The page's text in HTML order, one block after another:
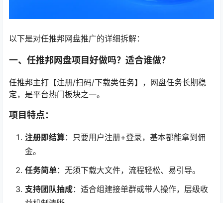
以下是对任推邦网盘推广的详细拆解：
一、任推邦网盘项目好做吗？适合谁做？
任推邦主打【注册/扫码/下载类任务】，网盘任务长期稳
定，是平台热门板块之一。
项目特点：
注册即结算：只要用户注册+登录，基本都能拿到佣
金。
任务简单：无须下载大文件，流程轻松、易引导。
支持团队抽成：适合组建接单群或带人操作，层级收